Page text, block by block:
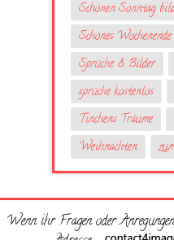
Schönen Sonntag
Schönes Wochenende
Sprüche & Bilder
sprüche kostenlos
Tinchens Träume
Weihnachten
Wenn ihr Fragen oder